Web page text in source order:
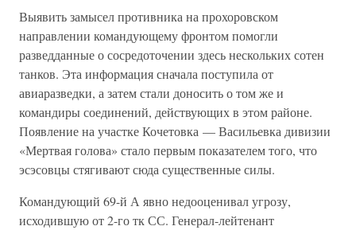
Выявить замысел противника на прохоровском
направлении командующему фронтом помогли
разведданные о сосредоточении здесь нескольких сотен
танков. Эта информация сначала поступила от
авиаразведки, а затем стали доносить о том же и
командиры соединений, действующих в этом районе.
Появление на участке Кочетовка — Васильевка дивизии
«Мертвая голова» стало первым показателем того, что
эсэсовцы стягивают сюда существенные силы.
Командующий 69-й А явно недооценивал угрозу,
исходившую от 2-го тк СС. Генерал-лейтенант